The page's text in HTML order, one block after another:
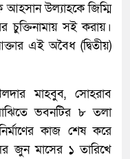
আহসান উল্যাহকে জিম্মি
সই করায়।
এই অবৈধ (দ্বিতীয়)
মাহবুব, সোহরাব
ভবনটির ৮ তলা
কাজ শেষ করে
জুন মাসের ১ তারিখে